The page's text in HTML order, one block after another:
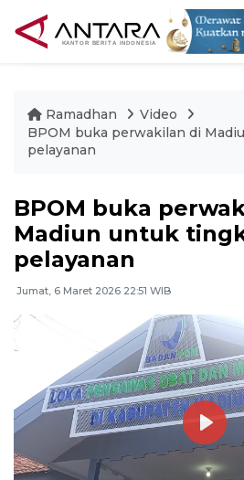
Ramadhan
Video
BPOM buka perwakilan di
pelayanan
BPOM buka
Madiun untuk
pelayanan
Jumat, 6 Maret 2026 22:51 WIB
Play